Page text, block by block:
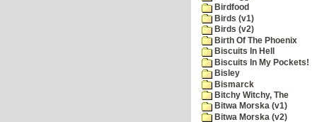
Birdfood
Birds (v1)
Birds (v2)
Birth Of The Phoenix
Biscuits In Hell
Biscuits In My Pockets!
Bisley
Bismarck
Bitchy Witchy, The
Bitwa Morska (v1)
Bitwa Morska (v2)